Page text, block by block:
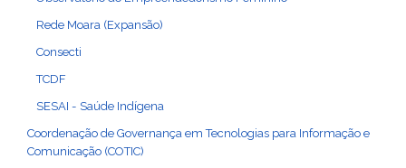
Rede Moara (Expansão)
Consecti
TCDF
SESAI - Saúde Indígena
Coordenação de Governança em Tecnologias para Informação e
Comunicação (COTIC)